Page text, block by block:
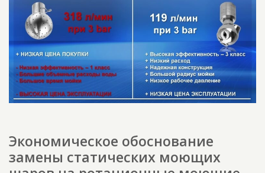
Экономическое обоснование
замены статических моющих